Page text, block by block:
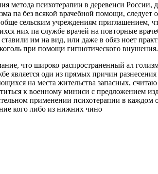
метода психотерапии в деревенси России,
па без всякой врачебной помощи, следует
сельским учреждениям приглашением,
них па службе врачей на повторные
им на вид, или даже в обяз ноет
при помощи гипнотического внушения.
что широко распространенный ал
является оди из прямых причин
на места жительства запасных,
к военному миниси с предложением
применении психотерапии в каждом
кого либо из нижних чино